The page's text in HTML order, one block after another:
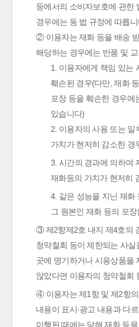
등에서의 소비자보호에 관한
경우에는 동 법 규정에 따릅니
② 이용자는 재화 등을 배송
해당하는 경우에는 반품 및
1. 이용자에게 책임 있는
훼손된 경우(다만, 재화
포장 등을 훼손한 경우에
있습니다)
2. 이용자의 사용 또는 일
가치가 현저히 감소한 경
3. 시간의 경과에 의하여
재화등의 가치가 현저히
4. 같은 성능을 지닌 재화
그 원본인 재화 등의 포
③ 제2항제2호 내지 제4호의
청약철회 등이 제한되는 사
곳에 명기하거나 시용상품을
않았다면 이용자의 청약철회
④ 이용자는 제1항 및 제2항
내용이 표시·광고 내용과 다
이행된 때에는 당해 재화 등